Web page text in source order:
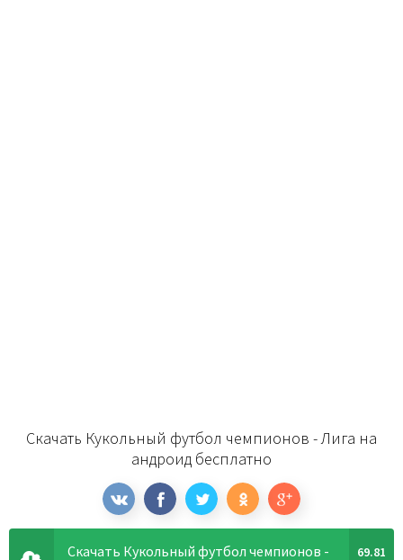
Скачать Кукольный футбол чемпионов - Лига на
андроид бесплатно
Скачать Кукольный футбол чемпионов - 69.81